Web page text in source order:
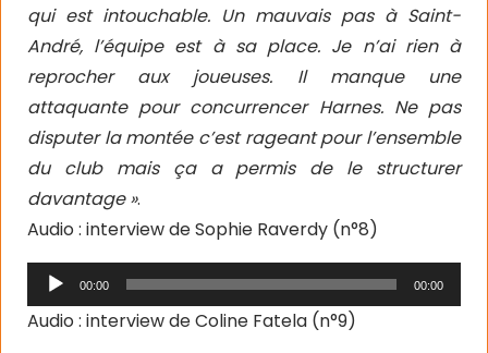
qui est intouchable. Un mauvais pas à Saint-
André, l’équipe est à sa place. Je n’ai rien à
reprocher aux joueuses. Il manque une
attaquante pour concurrencer Harnes. Ne pas
disputer la montée c’est rageant pour l’ensemble
du club mais ça a permis de le structurer
davantage ».
Audio : interview de Sophie Raverdy (n°8)
Lecteur
audio
00:00 00:00
Audio : interview de Coline Fatela (n°9)